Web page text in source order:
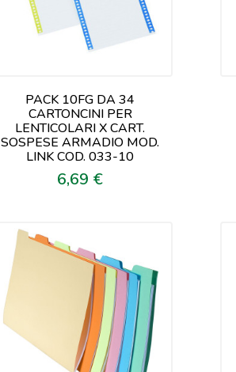
PACK 10FG DA 34
CARTONCINI PER
LENTICOLARI X CART.
SOSPESE ARMADIO MOD.
LINK COD. 033-10
Prezzo
6,69 €